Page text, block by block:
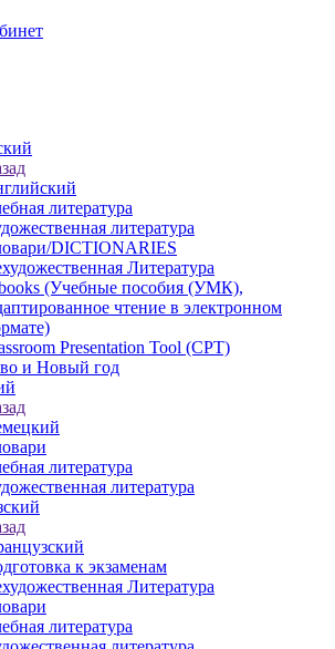
литература
литература
DICTIONARIES
Литература
(Учебные пособия (УМК),
чтение в электронном
Presentation Tool (CPT)
и Новый год
литература
литература
к экзаменам
Литература
литература